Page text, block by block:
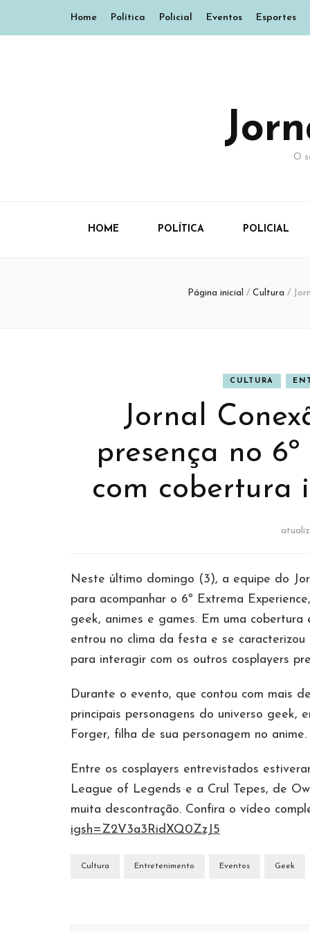
Home Política Policial Eventos Esportes
O
HOME POLÍTICA POLICIAL
Página inicial / Cultura /
CULTURA
Jornal
presença no
com cobertura
Neste último domingo (3), a equipe do
para acompanhar o 6º Extrema
geek, animes e games. Em uma
entrou no clima da festa e se caracterizou
para interagir com os outros cosplayers
Durante o evento, que contou com mais
principais personagens do universo geek,
Forger, filha de sua personagem no anime.
Entre os cosplayers entrevistados
League of Legends e a Crul Tepes, de
muita descontração. Confira o vídeo
igsh=Z2V3a3RidXQ0ZzJ5
Cultura Entretenimento Eventos Geek